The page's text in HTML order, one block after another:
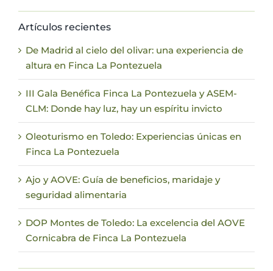
Artículos recientes
De Madrid al cielo del olivar: una experiencia de
altura en Finca La Pontezuela
III Gala Benéfica Finca La Pontezuela y ASEM-
CLM: Donde hay luz, hay un espíritu invicto
Oleoturismo en Toledo: Experiencias únicas en
Finca La Pontezuela
Ajo y AOVE: Guía de beneficios, maridaje y
seguridad alimentaria
DOP Montes de Toledo: La excelencia del AOVE
Cornicabra de Finca La Pontezuela